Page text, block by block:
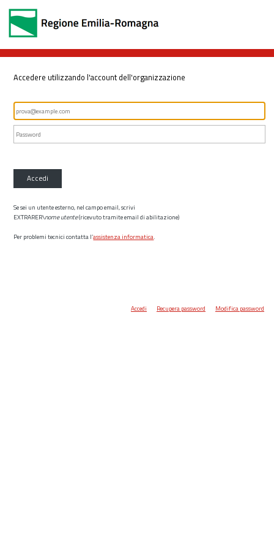
Accedere utilizzando l'account dell'organizzazione
Accedi
Se sei un utente esterno, nel campo email, scrivi
EXTRARER\nome utente(ricevuto tramite email di abilitazione)
Per problemi tecnici contatta l’assistenza informatica.
Accedi Recupera password Modifica password